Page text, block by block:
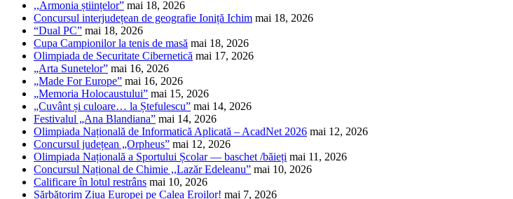
,,Armonia științelor” mai 18, 2026
Concursul interjudețean de geografie Ioniță Ichim mai 18, 2026
“Dual PC” mai 18, 2026
Cupa Campionilor la tenis de masă mai 18, 2026
Olimpiada de Securitate Cibernetică mai 17, 2026
„Arta Sunetelor” mai 16, 2026
„Made For Europe” mai 16, 2026
„Memoria Holocaustului” mai 15, 2026
„Cuvânt și culoare… la Ștefulescu” mai 14, 2026
Festivalul „Ana Blandiana” mai 14, 2026
Olimpiada Națională de Informatică Aplicată – AcadNet 2026 mai 12, 2026
Concursul județean „Orpheus” mai 12, 2026
Olimpiada Națională a Sportului Școlar — baschet /băieți mai 11, 2026
Concursul Național de Chimie ,,Lazăr Edeleanu” mai 10, 2026
Calificare în lotul restrâns mai 10, 2026
Sărbătorim Ziua Europei pe Calea Eroilor! mai 7, 2026